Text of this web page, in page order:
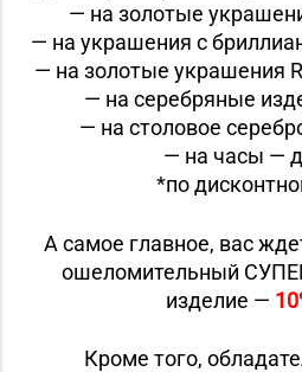
— на золотые
— на украшения с
— на золотые украшения
— на серебряные
— на столовое
— на часы —
*по
А самое главное, вас
ошеломительный
изделие —
Кроме того,